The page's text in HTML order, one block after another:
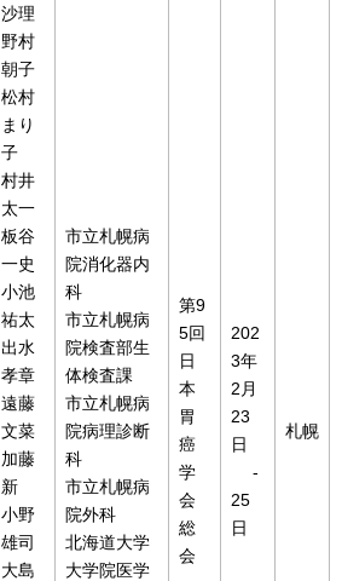
沙理
野村
朝子
松村
まり
子
村井
太一
板谷
一史
小池
祐太
出水
孝章
遠藤
文菜
加藤
新
小野
雄司
大島
市立札幌病
院消化器内
科
市立札幌病
院検査部生
体検査課
市立札幌病
院病理診断
科
市立札幌病
院外科
北海道大学
大学院医学
第9
5回
日
本
胃
癌
学
会
総
会
202
3年
2月
23
日
-
25
日
札幌